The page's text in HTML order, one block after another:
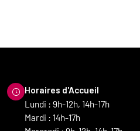
Horaires d'Accueil
Lundi : 9h-12h, 14h-17h
Mardi : 14h-17h